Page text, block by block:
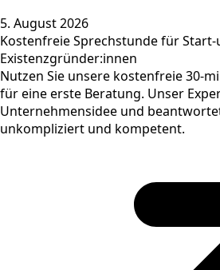
5. August 2026
Kostenfreie Sprechstunde für Start-
Existenzgründer:innen
Nutzen Sie unsere kostenfreie 30-
für eine erste Beratung. Unser
Unternehmensidee und
unkompliziert und kompetent.